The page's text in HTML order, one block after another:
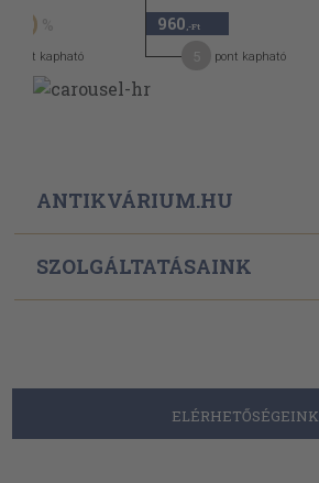
50
pont kapható
960 ,-Ft
pont kapható
ANTIKVÁRIUM.HU
SZOLGÁLTATÁSAINK
ELÉRHETŐSÉGEINK